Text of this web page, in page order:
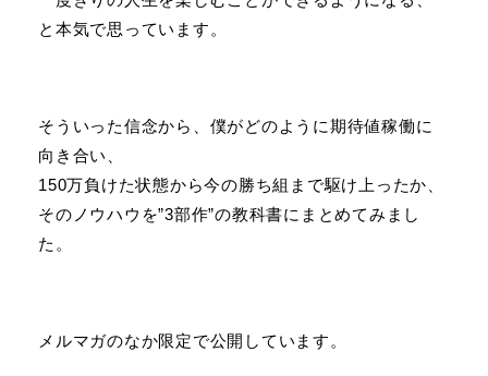
と本気で思っています。
そういった信念から、僕がどのように期待値稼働に
向き合い、
150万負けた状態から今の勝ち組まで駆け上ったか、
そのノウハウを”3部作”の教科書にまとめてみまし
た。
メルマガのなか限定で公開しています。